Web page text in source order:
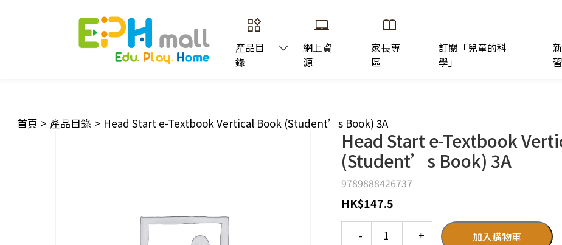
產品目
錄
網上資
源
家長專
區
訂閱「兒童的科
學」
習
首頁 > 產品目錄 > Head Start e-Textbook Vertical Book (Student’s Book) 3A
Head Start e-Textbook
(Student’s Book) 3A
9789888426737
HK$147.5
加入購物車